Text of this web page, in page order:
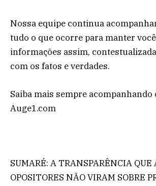
Nossa equipe continua
tudo o que ocorre para manter
informações assim,
com os fatos e verdades.
Saiba mais sempre acompanhando
Auge1.com
SUMARÉ: A TRANSPARÊNCIA QUE
OPOSITORES NÃO VIRAM SOBRE